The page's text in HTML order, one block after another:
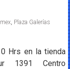
, Plaza Galerías
Hrs en la tienda
1391 Centro